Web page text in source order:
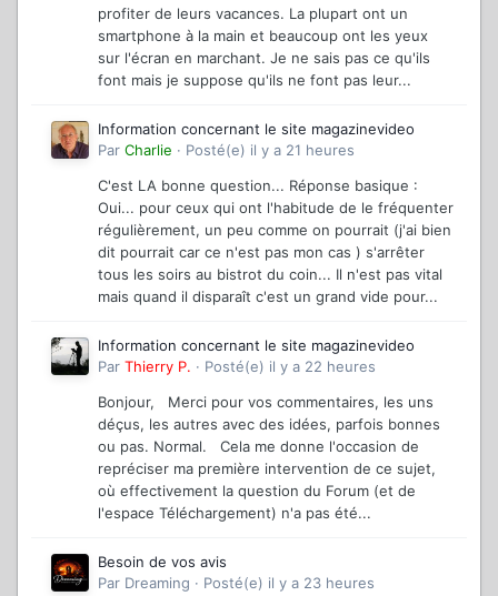
profiter de leurs vacances. La plupart ont un
smartphone à la main et beaucoup ont les yeux
sur l'écran en marchant. Je ne sais pas ce qu'ils
font mais je suppose qu'ils ne font pas leur...
Information concernant le site magazinevideo
Par Charlie · Posté(e) il y a 21 heures
C'est LA bonne question... Réponse basique :
Oui... pour ceux qui ont l'habitude de le fréquenter
régulièrement, un peu comme on pourrait (j'ai bien
dit pourrait car ce n'est pas mon cas ) s'arrêter
tous les soirs au bistrot du coin... Il n'est pas vital
mais quand il disparaît c'est un grand vide pour...
Information concernant le site magazinevideo
Par Thierry P. · Posté(e) il y a 22 heures
Bonjour, Merci pour vos commentaires, les uns
déçus, les autres avec des idées, parfois bonnes
ou pas. Normal. Cela me donne l'occasion de
repréciser ma première intervention de ce sujet,
où effectivement la question du Forum (et de
l'espace Téléchargement) n'a pas été...
Besoin de vos avis
Par Dreaming · Posté(e) il y a 23 heures